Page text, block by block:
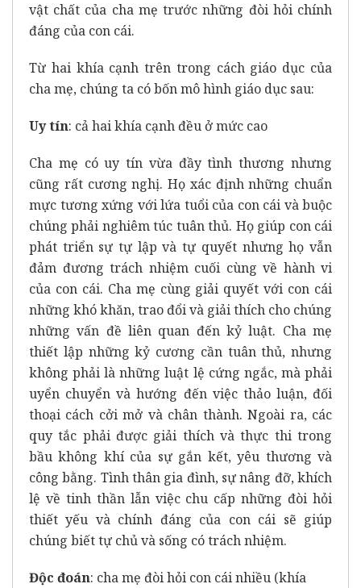
vật chất của cha mẹ trước những đòi hỏi chính
đáng của con cái.
Từ hai khía cạnh trên trong cách giáo dục của
cha mẹ, chúng ta có bốn mô hình giáo dục sau:
Uy tín: cả hai khía cạnh đều ở mức cao
Cha mẹ có uy tín vừa đầy tình thương nhưng
cũng rất cương nghị. Họ xác định những chuẩn
mực tương xứng với lứa tuổi của con cái và buộc
chúng phải nghiêm túc tuân thủ. Họ giúp con cái
phát triển sự tự lập và tự quyết nhưng họ vẫn
đảm đương trách nhiệm cuối cùng về hành vi
của con cái. Cha mẹ cùng giải quyết với con cái
những khó khăn, trao đổi và giải thích cho chúng
những vấn đề liên quan đến kỷ luật. Cha mẹ
thiết lập những kỷ cương cần tuân thủ, nhưng
không phải là những luật lệ cứng ngắc, mà phải
uyển chuyển và hướng đến việc thảo luận, đối
thoại cách cởi mở và chân thành. Ngoài ra, các
quy tắc phải được giải thích và thực thi trong
bầu không khí của sự gắn kết, yêu thương và
công bằng. Tình thân gia đình, sự nâng đỡ, khích
lệ về tinh thần lẫn việc chu cấp những đòi hỏi
thiết yếu và chính đáng của con cái sẽ giúp
chúng biết tự chủ và sống có trách nhiệm.
Độc đoán: cha mẹ đòi hỏi con cái nhiều (khía